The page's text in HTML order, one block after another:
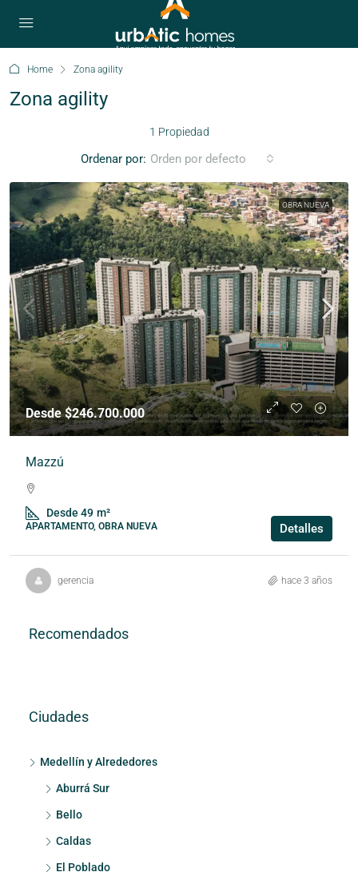
Home Zona agility
Zona agility
1 Propiedad
Ordenar por: Orden por defecto
OBRA NUEVA
Desde $246.700.000
Mazzú
Desde 49 m²
APARTAMENTO, OBRA NUEVA Detalles
gerencia hace 3 años
Recomendados
Ciudades
Medellín y Alrededores
Aburrá Sur
Bello
Caldas
El Poblado